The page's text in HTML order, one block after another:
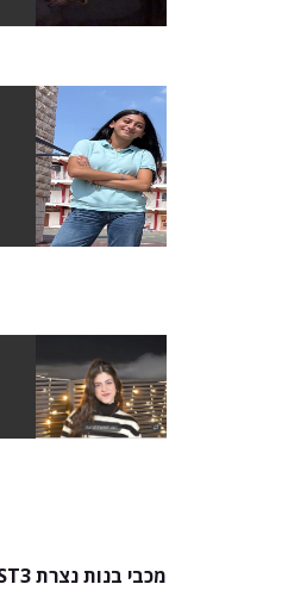
מכבי בנות נצרת ST3 צוות מקצועי